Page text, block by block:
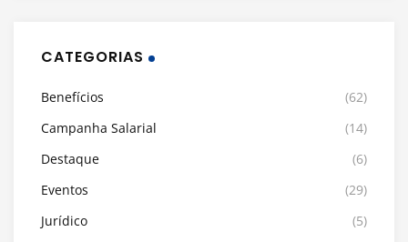
CATEGORIAS
Benefícios
(62)
Campanha Salarial
(14)
Destaque
(6)
Eventos
(29)
Jurídico
(5)